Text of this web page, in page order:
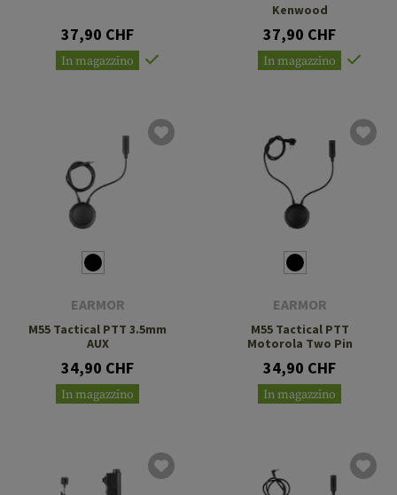
37,90 CHF
In magazzino
Kenwood
37,90 CHF
In magazzino
EARMOR
M55 Tactical PTT 3.5mm
AUX
34,90 CHF
In magazzino
EARMOR
M55 Tactical PTT
Motorola Two Pin
34,90 CHF
In magazzino